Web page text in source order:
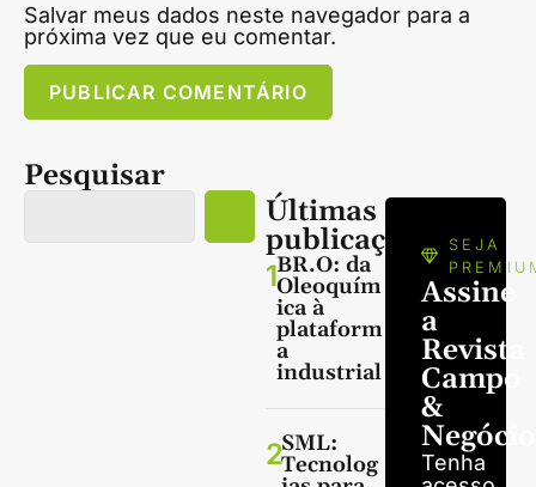
Salvar meus dados neste navegador para a
próxima vez que eu comentar.
Pesquisar
Últimas
publicações
1BR.O: da
Oleoquím
ica à
plataform
a
industrial
2SML:
Tecnolog
SEJA
Assine
a
Revista
Campo
&
Tenha